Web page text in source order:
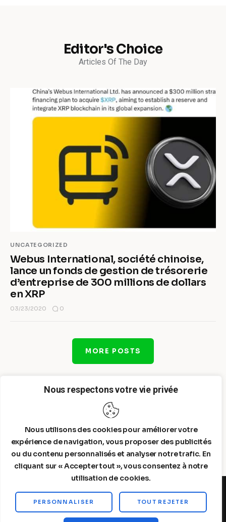
Nous respectons votre vie privée
Nous utilisons des cookies pour améliorer votre
expérience de navigation, vous proposer des publicités
ou du contenu personnalisés et analyser notre trafic. En
cliquant sur « Accepter tout », vous consentez à notre
utilisation de cookies.
PERSONNALISER TOUT REJETER
Editor's Choice
Articles Of The Day
UNCATEGORIZED
Webus International, société chinoise,
lance un fonds de gestion de trésorerie
d’entreprise de 300 millions de dollars
en XRP
03/23/2020 0
MORE POSTS